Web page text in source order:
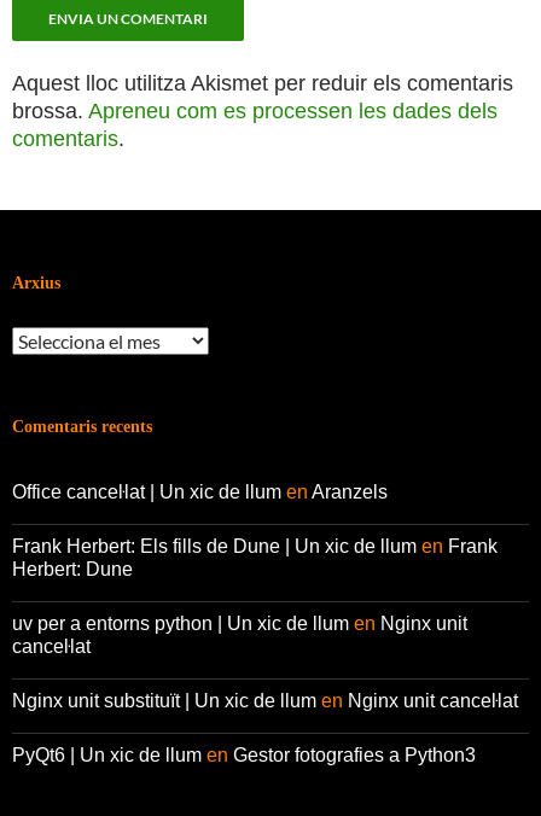
Aquest lloc utilitza Akismet per reduir els comentaris
brossa. Apreneu com es processen les dades dels
comentaris.
Arxius
Arxius
Comentaris recents
Office canceŀlat | Un xic de llum en Aranzels
Frank Herbert: Els fills de Dune | Un xic de llum en Frank
Herbert: Dune
uv per a entorns python | Un xic de llum en Nginx unit
canceŀlat
Nginx unit substituït | Un xic de llum en Nginx unit canceŀlat
PyQt6 | Un xic de llum en Gestor fotografies a Python3